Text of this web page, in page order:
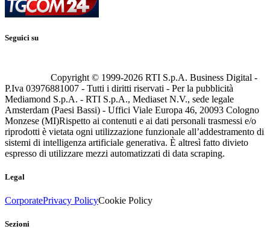
Seguici su
Copyright © 1999-2026 RTI S.p.A. Business Digital -
P.Iva 03976881007 - Tutti i diritti riservati - Per la pubblicità
Mediamond S.p.A. - RTI S.p.A., Mediaset N.V., sede legale
Amsterdam (Paesi Bassi) - Uffici Viale Europa 46, 20093 Cologno
Monzese (MI)Rispetto ai contenuti e ai dati personali trasmessi e/o
riprodotti è vietata ogni utilizzazione funzionale all’addestramento di
sistemi di intelligenza artificiale generativa. È altresì fatto divieto
espresso di utilizzare mezzi automatizzati di data scraping.
Legal
CorporatePrivacy PolicyCookie Policy
Sezioni